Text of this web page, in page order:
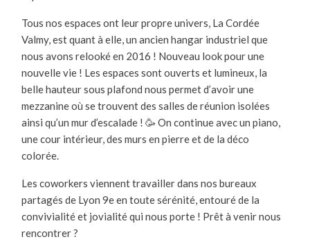
Tous nos espaces ont leur propre univers, La Cordée
Valmy, est quant à elle, un ancien hangar industriel que
nous avons relooké en 2016 ! Nouveau look pour une
nouvelle vie ! Les espaces sont ouverts et lumineux, la
belle hauteur sous plafond nous permet d’avoir une
mezzanine où se trouvent des salles de réunion isolées
ainsi qu’un mur d’escalade ! 🥳 On continue avec un piano,
une cour intérieur, des murs en pierre et de la déco
colorée.
Les coworkers viennent travailler dans nos bureaux
partagés de Lyon 9e en toute sérénité, entouré de la
convivialité et jovialité qui nous porte ! Prêt à venir nous
rencontrer ?